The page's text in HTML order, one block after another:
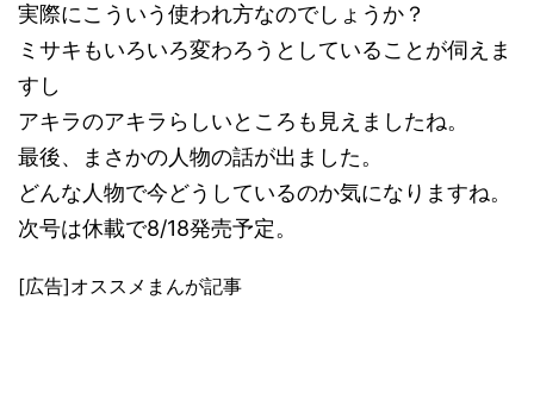
実際にこういう使われ方なのでしょうか？
ミサキもいろいろ変わろうとしていることが伺えま
すし
アキラのアキラらしいところも見えましたね。
最後、まさかの人物の話が出ました。
どんな人物で今どうしているのか気になりますね。
次号は休載で8/18発売予定。
[広告]オススメまんが記事